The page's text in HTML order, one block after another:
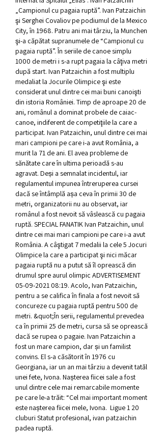
„Campionul cu pagaia ruptă”. Ivan Patzaichin
şi Serghei Covaliov pe podiumul de la Mexico
City, în 1968. Patru ani mai târziu, la Munchen
şi-a căpătat supranumele de “Campionul cu
pagaia ruptă”. În seriile de canoe simplu
1000 de metri i s-a rupt pagaia la câţiva metri
după start. Ivan Patzaichin a fost multiplu
medaliat la Jocurile Olimpice şi este
considerat unul dintre cei mai buni canoişti
din istoria României. Timp de aproape 20 de
ani, românul a dominat probele de caiac-
canoe, indiferent de competiţiile la care a
participat. Ivan Patzaichin, unul dintre cei mai
mari campioni pe care i-a avut România, a
murit la 71 de ani. El avea probleme de
sănătate care în ultima perioadă s-au
agravat. Deși a semnalat incidentul, iar
regulamentul impunea întreruperea cursei
dacă se întâmplă așa ceva în primii 30 de
metri, organizatorii nu au observat, iar
românul a fost nevoit să vâslească cu pagaia
ruptă. SPECIAL FANATIK Ivan Patzaichin, unul
dintre cei mai mari campioni pe care i-a avut
România. A câştigat 7 medalii la cele 5 Jocuri
Olimpice la care a participat şi nici măcar
pagaia ruptă nu a putut să îl oprească din
drumul spre aurul olimpic ADVERTISEMENT
05-09-2021 08:19. Acolo, Ivan Patzaichin,
pentru a se califica în finala a fost nevoit să
concureze cu pagaia ruptă pentru 500 de
metri. &quot;În serii, regulamentul prevedea
ca în primii 25 de metri, cursa să se oprească
dacă se rupea o pagaie. Ivan Patzaichin a
fost un mare campion, dar și un familist
convins. El s-a căsătorit în 1976 cu
Georgiana, iar un an mai târziu a devenit tatăl
unei fete, Ivona. Nașterea fiicei sale a fost
unul dintre cele mai remarcabile momente
pe care le-a trăit: “Cel mai important moment
este nașterea fiicei mele, Ivona.  Ligue 1 20
cluburi Statut profesional, ivan patzaichin
padea ruptă.